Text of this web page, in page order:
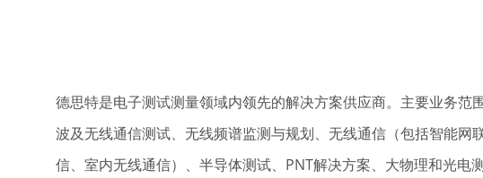
德思特是电子测试测量领域内领先的解决方案供应商。主要业务范
波及无线通信测试、无线频谱监测与规划、无线通信（包括智能网
信、室内无线通信）、半导体测试、PNT解决方案、大物理和光电